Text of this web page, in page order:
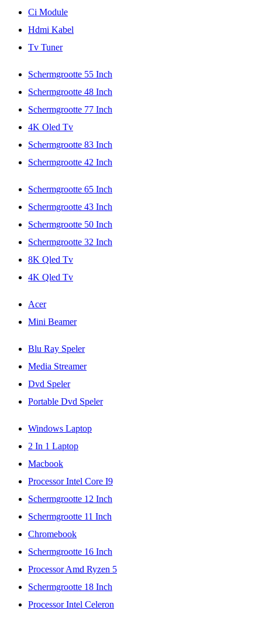
Ci Module
Hdmi Kabel
Tv Tuner
Schermgrootte 55 Inch
Schermgrootte 48 Inch
Schermgrootte 77 Inch
4K Oled Tv
Schermgrootte 83 Inch
Schermgrootte 42 Inch
Schermgrootte 65 Inch
Schermgrootte 43 Inch
Schermgrootte 50 Inch
Schermgrootte 32 Inch
8K Qled Tv
4K Qled Tv
Acer
Mini Beamer
Blu Ray Speler
Media Streamer
Dvd Speler
Portable Dvd Speler
Windows Laptop
2 In 1 Laptop
Macbook
Processor Intel Core I9
Schermgrootte 12 Inch
Schermgrootte 11 Inch
Chromebook
Schermgrootte 16 Inch
Processor Amd Ryzen 5
Schermgrootte 18 Inch
Processor Intel Celeron